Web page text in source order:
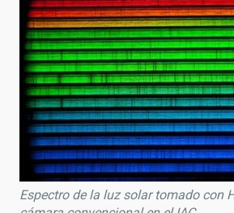
Espectro de la luz solar tomado con